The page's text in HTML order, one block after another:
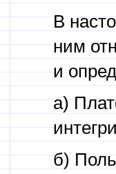
В
ним
и
а)
б)